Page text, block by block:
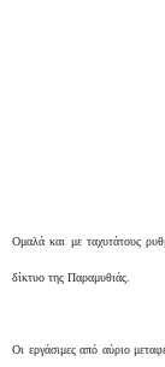
Ομαλά και με ταχυτάτους
δίκτυο της Παραμυθιάς.
Οι εργάσιμες από αύριο